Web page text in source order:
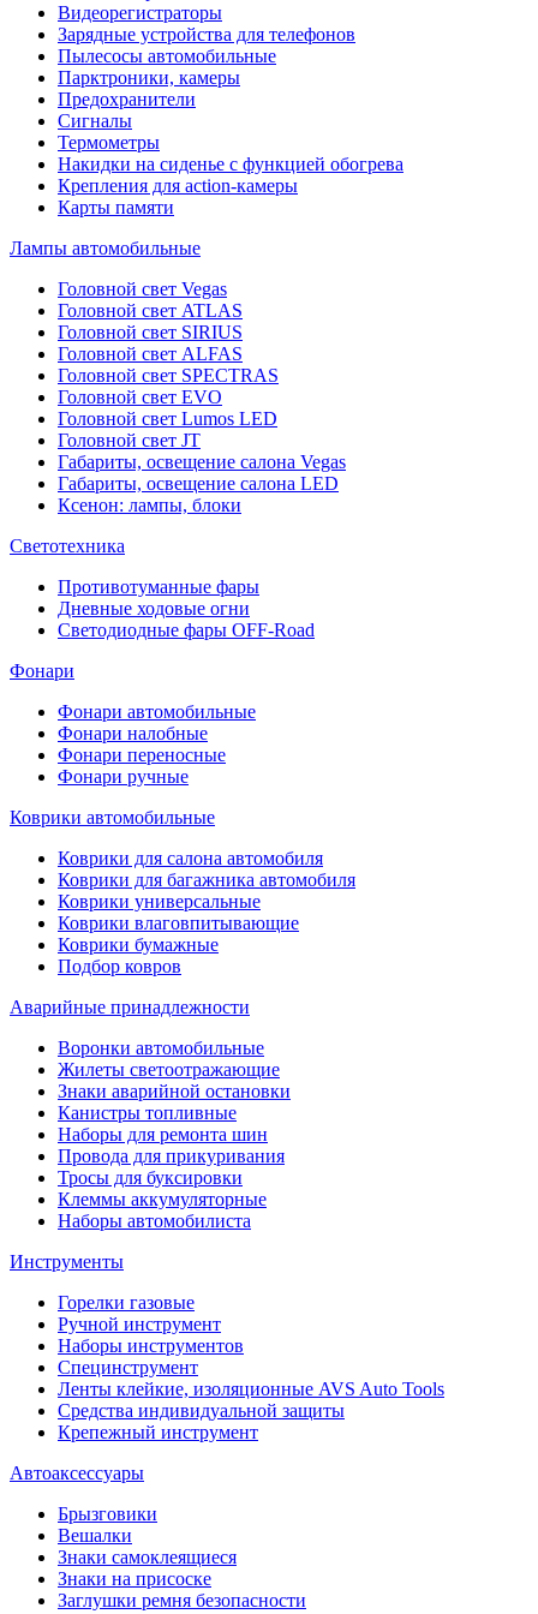
Видеорегистраторы
Зарядные устройства для телефонов
Пылесосы автомобильные
Парктроники, камеры
Предохранители
Сигналы
Термометры
Накидки на сиденье с функцией обогрева
Крепления для action-камеры
Карты памяти
Лампы автомобильные
Головной свет Vegas
Головной свет ATLAS
Головной свет SIRIUS
Головной свет ALFAS
Головной свет SPECTRAS
Головной свет EVO
Головной свет Lumos LED
Головной свет JT
Габариты, освещение салона Vegas
Габариты, освещение салона LED
Ксенон: лампы, блоки
Светотехника
Противотуманные фары
Дневные ходовые огни
Светодиодные фары OFF-Road
Фонари
Фонари автомобильные
Фонари налобные
Фонари переносные
Фонари ручные
Коврики автомобильные
Коврики для салона автомобиля
Коврики для багажника автомобиля
Коврики универсальные
Коврики влаговпитывающие
Коврики бумажные
Подбор ковров
Аварийные принадлежности
Воронки автомобильные
Жилеты светоотражающие
Знаки аварийной остановки
Канистры топливные
Наборы для ремонта шин
Провода для прикуривания
Тросы для буксировки
Клеммы аккумуляторные
Наборы автомобилиста
Инструменты
Горелки газовые
Ручной инструмент
Наборы инструментов
Специнструмент
Ленты клейкие, изоляционные AVS Auto Tools
Средства индивидуальной защиты
Крепежный инструмент
Автоаксессуары
Брызговики
Вешалки
Знаки самоклеящиеся
Знаки на присоске
Заглушки ремня безопасности